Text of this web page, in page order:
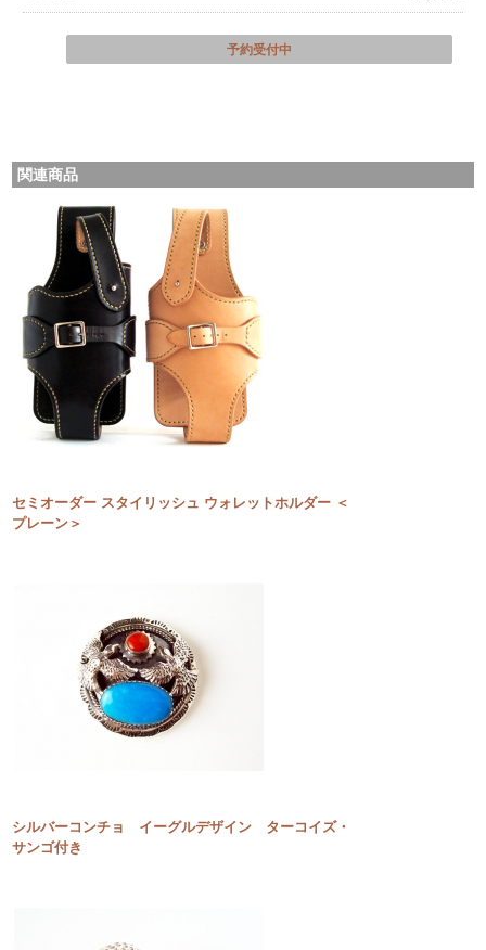
予約受付中
関連商品
セミオーダー スタイリッシュ ウォレットホルダー ＜
プレーン＞
シルバーコンチョ イーグルデザイン ターコイズ・
サンゴ付き